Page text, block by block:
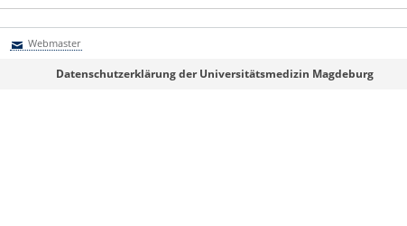
Webmaster
WebmasterDatenschutzerklärung der Universitätsmedizin Magdeburg